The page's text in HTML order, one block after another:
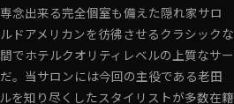
念出来る完全個室も備えた隠れ家サロ
ドアメリカンを彷彿させるクラシックな
でホテルクオリティレベルの上質なサー
。当サロンには今回の主役である老田
を知り尽くしたスタイリストが多数在籍